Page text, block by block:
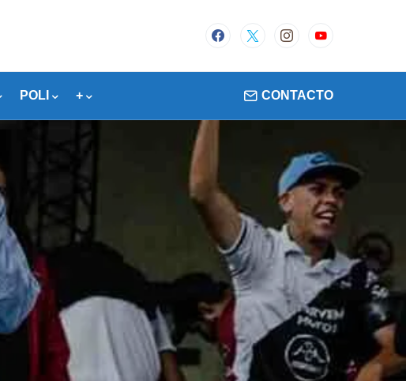
POLI + CONTACTO